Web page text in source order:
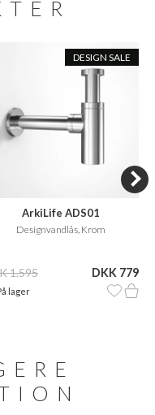
DESIGN SALE
ArkiLife ADS01
Designvandlås, Krom
1.595 DKK 779
lager